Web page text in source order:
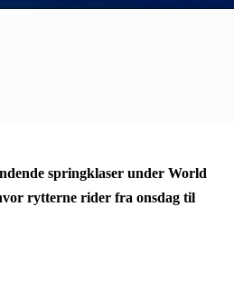
springklaser under World
rytterne rider fra onsdag til